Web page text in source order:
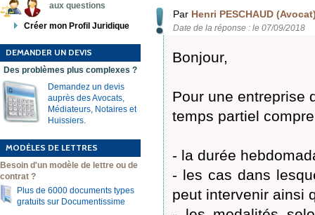
aux questions
Créer mon Profil Juridique
DEMANDER UN DEVIS
Des problèmes plus complexes ?
Demandez un devis
auprès des Avocats,
Médiateurs, Notaires et
Huissiers.
MODÈLES DE LETTRES
Besoin d'un modèle de lettre ou de
contrat ?
Plus de 6000 documents types
gratuits sur Documentissime
Par Henri PESCHAUD
Date de la réponse : le 07/09/2018
Bonjour,
Pour une entreprise
temps partiel
- la durée
- les cas dans
peut intervenir ainsi